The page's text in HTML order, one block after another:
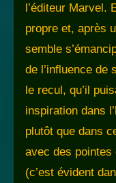
l’éditeur Marvel.
propre et, après
semble
de l’influence de
le recul, qu’il
inspiration dans
plutôt que dans
avec des pointes
(c’est évident